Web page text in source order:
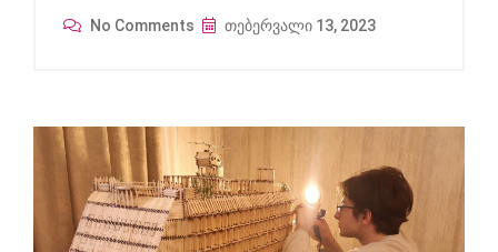
No Comments თებერვალი 13, 2023